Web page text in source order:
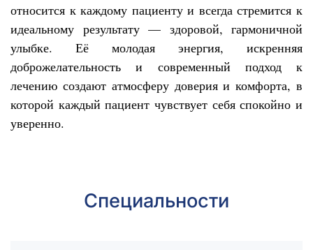
относится к каждому пациенту и всегда стремится к
идеальному результату — здоровой, гармоничной
улыбке. Её молодая энергия, искренняя
доброжелательность и современный подход к
лечению создают атмосферу доверия и комфорта, в
которой каждый пациент чувствует себя спокойно и
уверенно.
Специальности